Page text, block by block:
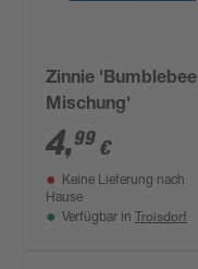
Zinnie 'Bumblebee
Mischung'
4,99 €
Keine Lieferung nach
Hause
Verfügbar in Troisdorf